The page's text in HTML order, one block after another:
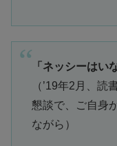
「ネッシーはい
（’19年2月、
懇談で、ご自身
ながら）